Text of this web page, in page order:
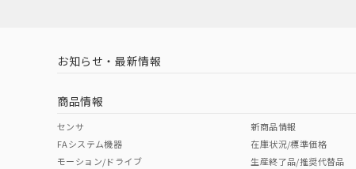
中国 RoHS 注意事項・凡例
中国 RoHS表
Pb Hg Cr(VI)
お知らせ・最新情報
商品情報
センサ
FAシステム機器
モーション/ドライブ
新商品情報
在庫状況/標準価格
生産終了品/推奨代替品